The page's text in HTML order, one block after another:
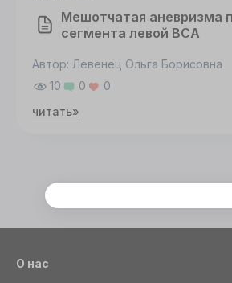
Мешотчатая аневризма
сегмента левой ВСА
Автор: Левенец Ольга Борисовна
10
0
0
читать»
О нас
Этот сайт
Для корректной работы